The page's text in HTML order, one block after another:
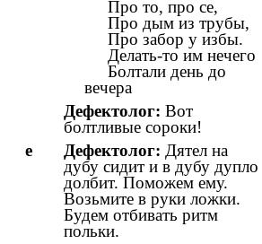
Про то, про се,
Про дым из трубы,
Про забор у избы.
Делать-то им нечего
Болтали день до
вечера
Дефектолог: Вот
болтливые сороки!
е
Дефектолог: Дятел на
дубу сидит и в дубу дупло
долбит. Поможем ему.
Возьмите в руки ложки.
Будем отбивать ритм
польки.